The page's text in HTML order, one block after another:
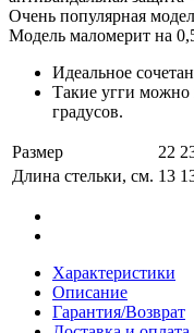
Очень популярная
Модель маломерит на
Идеальное
Такие угги можно
градусов.
Размер 22
Длина стельки, см. 13
Характеристики
Описание
Гарантия/Возврат